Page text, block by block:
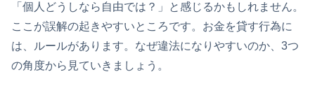
「個人どうしなら自由では？」と感じるかもしれません。
ここが誤解の起きやすいところです。お金を貸す行為に
は、ルールがあります。なぜ違法になりやすいのか、3つ
の角度から見ていきましょう。